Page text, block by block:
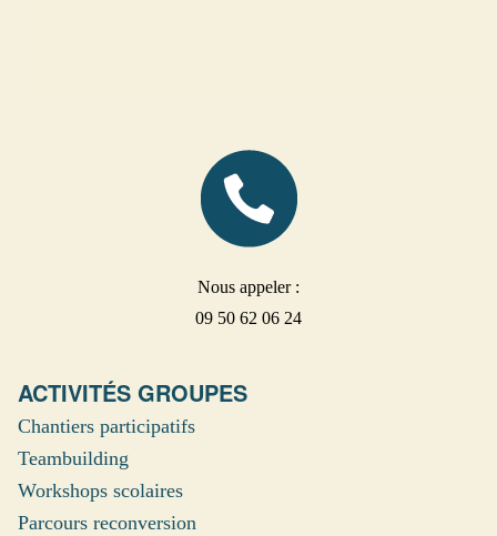
Nous appeler :
09 50 62 06 24
ACTIVITÉS GROUPES
Chantiers participatifs
Teambuilding
Workshops scolaires
Parcours reconversion